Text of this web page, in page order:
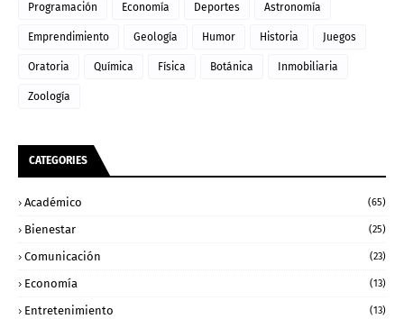
Programación Economía Deportes Astronomía
Emprendimiento Geología Humor Historia Juegos
Oratoria Química Física Botánica Inmobiliaria
Zoología
CATEGORIES
Académico (65)
Bienestar (25)
Comunicación (23)
Economía (13)
Entretenimiento (13)